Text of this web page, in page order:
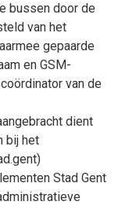
bussen door de
van het
gepaarde
en GSM-
van de
dient
bij het
Stad Gent